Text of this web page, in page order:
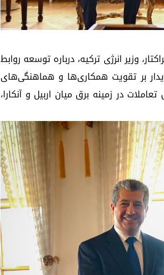
وزیر انرژی ترکیه، درباره توسعه روابط
بر تقویت همکاری‌ها و هماهنگی‌های
در زمینه برق میان اربیل و آنکارا،